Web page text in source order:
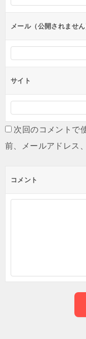
メール（公開されません
サイト
次回のコメントで
前、メールアドレス
コメント